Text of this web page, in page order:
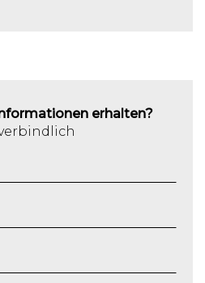
erhalten?